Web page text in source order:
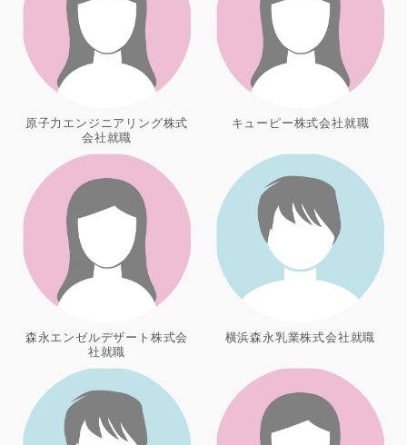
原子力エンジニアリング株式
会社就職
キューピー株式会社就職
森永エンゼルデザート株式会
社就職
横浜森永乳業株式会社就職